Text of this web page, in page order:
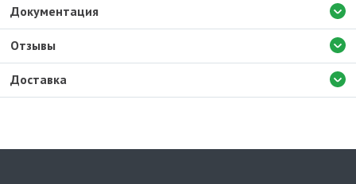
Доставка
Документация
Отзывы